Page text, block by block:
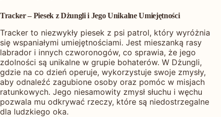
Tracker – Piesek z Dżungli i Jego Unikalne Umiejętności
Tracker to niezwykły piesek z psi patrol, który wyróżnia
się wspaniałymi umiejętnościami. Jest mieszanką rasy
labrador i innych czworonogów, co sprawia, że jego
zdolności są unikalne w grupie bohaterów. W Dżungli,
gdzie na co dzień operuje, wykorzystuje swoje zmysły,
aby odnaleźć zagubione osoby oraz pomóc w misjach
ratunkowych. Jego niesamowity zmysł słuchu i węchu
pozwala mu odkrywać rzeczy, które są niedostrzegalne
dla ludzkiego oka.